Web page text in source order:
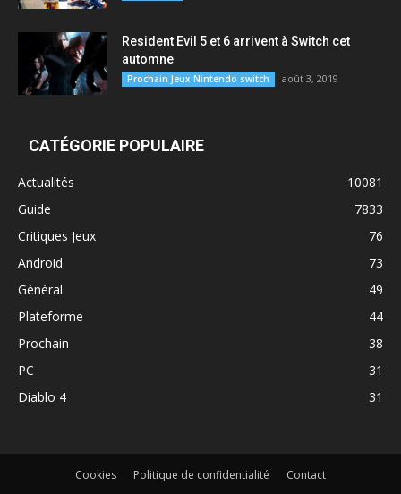
Resident Evil 5 et 6 arrivent à Switch cet
automne
Prochain Jeux Nintendo switch août 3, 2019
CATÉGORIE POPULAIRE
Actualités
10081
Guide
7833
Critiques Jeux
76
Android
73
Général
49
Plateforme
44
Prochain
38
PC
31
Diablo 4
31
Cookies Politique de confidentialité Contact